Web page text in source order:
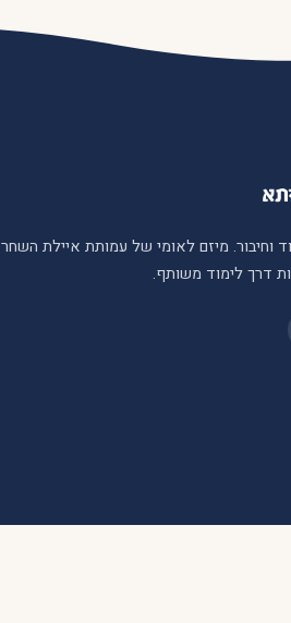
וחיבור. מיזם לאומי של עמותת איילת השחר
דרך לימוד משותף.